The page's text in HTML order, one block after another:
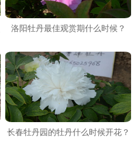
洛阳牡丹最佳观赏期什么时候？
长春牡丹园的牡丹什么时候开花？